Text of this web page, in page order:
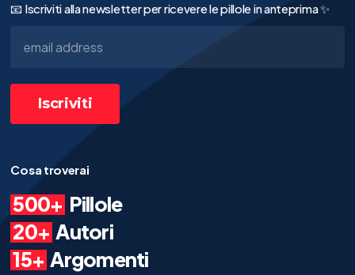
📧 Iscriviti alla newsletter per ricevere le pillole in anteprima ✨
Cosa troverai
500+ Pillole
20+ Autori
15+ Argomenti